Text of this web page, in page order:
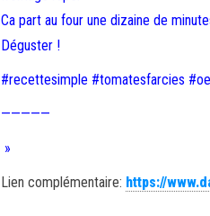
Ca part au four une dizaine de
Déguster !
#recettesimple #tomatesfarcies
—————
»
Lien complémentaire: https://